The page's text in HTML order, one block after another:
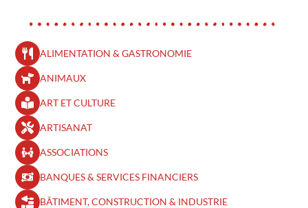
ALIMENTATION & GASTRONOMIE
ANIMAUX
ART ET CULTURE
ARTISANAT
ASSOCIATIONS
BANQUES & SERVICES FINANCIERS
BÂTIMENT, CONSTRUCTION & INDUSTRIE